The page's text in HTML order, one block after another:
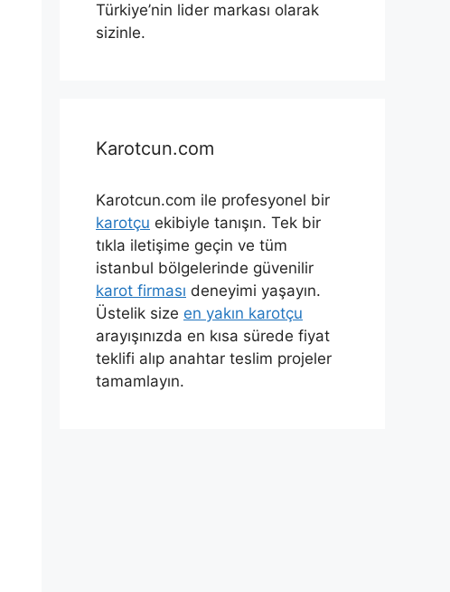
Türkiye’nin lider markası olarak
sizinle.
Karotcun.com
Karotcun.com ile profesyonel bir
karotçu ekibiyle tanışın. Tek bir
tıkla iletişime geçin ve tüm
istanbul bölgelerinde güvenilir
karot firması deneyimi yaşayın.
Üstelik size en yakın karotçu
arayışınızda en kısa sürede fiyat
teklifi alıp anahtar teslim projeler
tamamlayın.